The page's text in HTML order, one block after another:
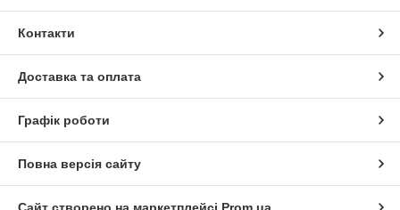
Контакти
Доставка та оплата
Графік роботи
Повна версія сайту